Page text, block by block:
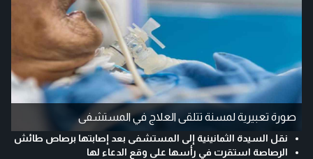
صورة تعبيرية لمسنة تتلقى العلاج في المستشفى
نقل السيدة الثمانينية إلى المستشفى بعد إصابتها برصاص طائش
الرصاصة استقرت في رأسها على وقع الدعاء لها